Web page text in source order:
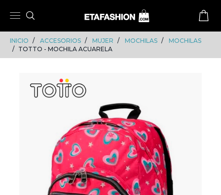
INICIO ACCESORIOS MUJER MOCHILAS
MOCHILAS
TOTTO - MOCHILA ACUARELA